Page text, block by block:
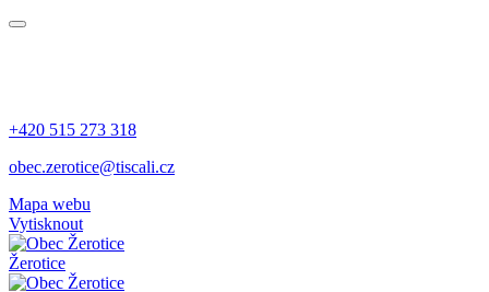
+420 515 273 318
obec.zerotice@tiscali.cz
Mapa webu
Vytisknout
Žerotice